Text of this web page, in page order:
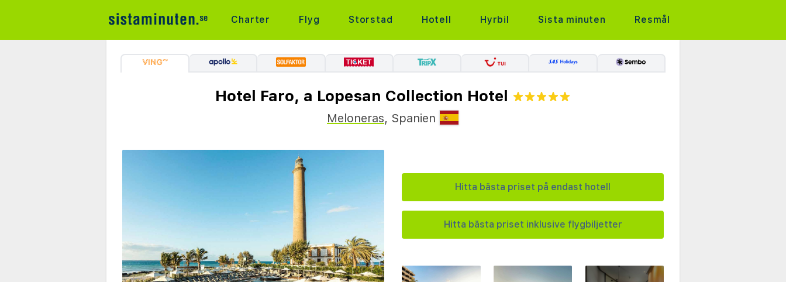
Charter Flyg Storstad Hotell Hyrbil Sista minuten Resmål
Hotel Faro, a Lopesan Collection Hotel
Meloneras, Spanien
Hitta bästa priset på endast hotell
Hitta bästa priset inklusive flygbiljetter